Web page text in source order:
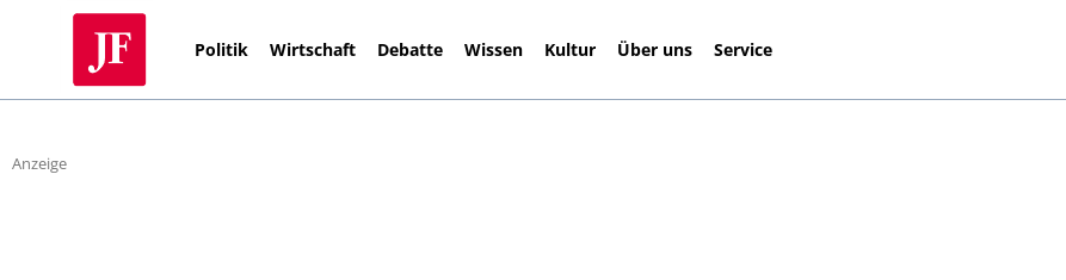
Politik Wirtschaft Debatte Wissen Kultur Über uns Service
Anzeige